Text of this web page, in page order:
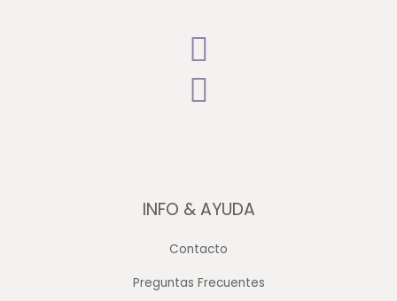
INFO & AYUDA
Contacto
Preguntas Frecuentes